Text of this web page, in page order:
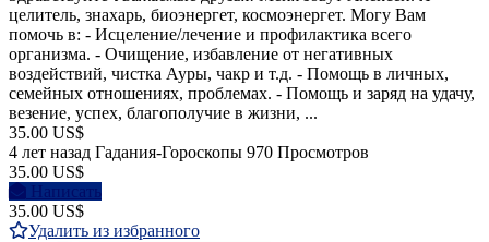
целитель, знахарь, биоэнергет, космоэнергет. Могу Вам
помочь в: - Исцеление/лечение и профилактика всего
организма. - Очищение, избавление от негативных
воздействий, чистка Ауры, чакр и т.д. - Помощь в личных,
семейных отношениях, проблемах. - Помощь и заряд на удачу,
везение, успех, благополучие в жизни, ...
35.00 US$
4 лет назад Гадания-Гороскопы 970 Просмотров
35.00 US$
Написать
35.00 US$
Удалить из избранного